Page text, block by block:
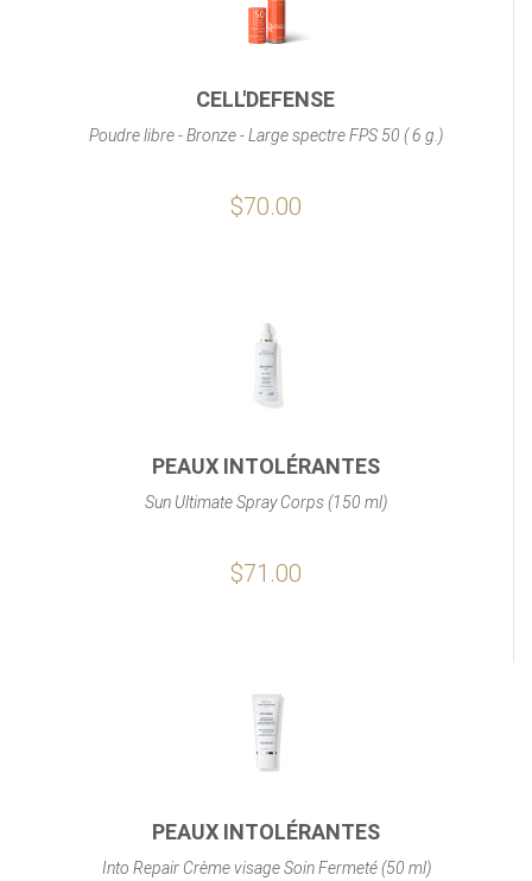
CELL'DEFENSE
Poudre libre - Bronze - Large spectre FPS 50 ( 6 g.)
$70.00
PEAUX INTOLÉRANTES
Sun Ultimate Spray Corps (150 ml)
$71.00
PEAUX INTOLÉRANTES
Into Repair Crème visage Soin Fermeté (50 ml)